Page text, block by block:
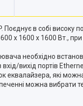
в собі високу
х 1600 х 1600 Вт.,
необхідно
вихід портів
еквалайзера, які
можна